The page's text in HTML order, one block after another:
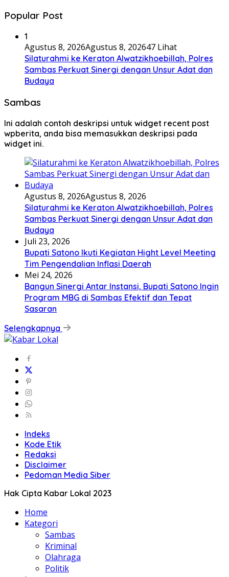
Popular Post
1
Agustus 8, 2026Agustus 8, 202647 Lihat
Silaturahmi ke Keraton Alwatzikhoebillah, Polres
Sambas Perkuat Sinergi dengan Unsur Adat dan
Budaya
Sambas
Ini adalah contoh deskripsi untuk widget recent post
wpberita, anda bisa memasukkan deskripsi pada
widget ini.
Agustus 8, 2026Agustus 8, 2026
Silaturahmi ke Keraton Alwatzikhoebillah, Polres
Sambas Perkuat Sinergi dengan Unsur Adat dan
Budaya
Juli 23, 2026
Bupati Satono Ikuti Kegiatan Hight Level Meeting
Tim Pengendalian Inflasi Daerah
Mei 24, 2026
Bangun Sinergi Antar Instansi, Bupati Satono Ingin
Program MBG di Sambas Efektif dan Tepat
Sasaran
Selengkapnya
Indeks
Kode Etik
Redaksi
Disclaimer
Pedoman Media Siber
Hak Cipta Kabar Lokal 2023
Home
Kategori
Sambas
Kriminal
Olahraga
Politik